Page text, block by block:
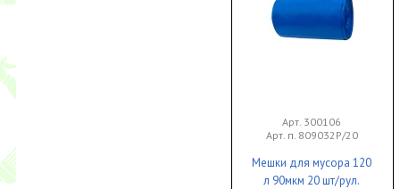
Арт. 300106
Арт. п. 809032Р/20
Мешки для мусора 120
л 90мкм 20 шт/рул.